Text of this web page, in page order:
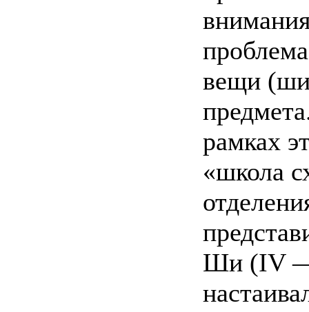
вещи
рамках
«школа
Ши (IV —